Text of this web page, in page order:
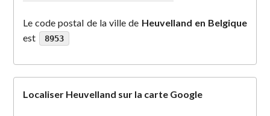
Le code postal de la ville de Heuvelland en Belgique
est
8953
Localiser Heuvelland sur la carte Google